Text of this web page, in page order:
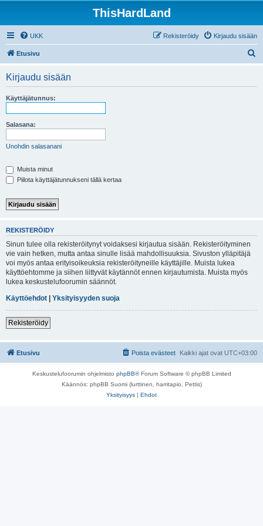
ThisHardLand
UKK Kirjaudu sisään
Rekisteröidy
Etusivu
Kirjaudu sisään
Käyttäjätunnus:
Salasana:
Unohdin salasanani
Muista minut
Piilota käyttäjätunnukseni tällä kertaa
REKISTERÖIDY
Sinun tulee olla rekisteröitynyt voidaksesi kirjautua sisään. Rekisteröityminen
vie vain hetken, mutta antaa sinulle lisää mahdollisuuksia. Sivuston ylläpitäjä
voi myös antaa erityisoikeuksia rekisteröityneille käyttäjille. Muista lukea
käyttöehtomme ja siihen liittyvät käytännöt ennen kirjautumista. Muista myös
lukea keskustelufoorumin säännöt.
Käyttöehdot | Yksityisyyden suoja
Rekisteröidy
Etusivu Kaikki ajat ovat UTC+03:00
Poista evästeet
Keskustelufoorumin ohjelmisto phpBB® Forum Software © phpBB Limited
Käännös: phpBB Suomi (lurttinen, harritapio, Pettis)
Yksityisyys | Ehdot